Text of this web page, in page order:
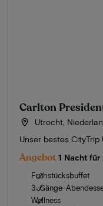
Carlton
Utrecht,
Unser bestes
Angebot 1 Nacht für
Frühstücksbuffet
3-Gänge-
Wellness